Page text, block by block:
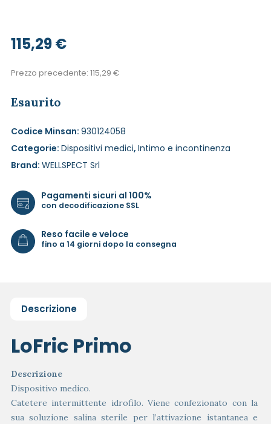
115,29€
Prezzo precedente: 115,29 €
Esaurito
Codice Minsan: 930124058
Categorie: Dispositivi medici, Intimo e incontinenza
Brand: WELLSPECT Srl
Pagamenti sicuri al 100%
con decodificazione SSL
Reso facile e veloce
fino a 14 giorni dopo la consegna
Descrizione
LoFric Primo
Descrizione
Dispositivo medico.
Catetere intermittente idrofilo. Viene confezionato con la
sua soluzione salina sterile per l’attivazione istantanea e